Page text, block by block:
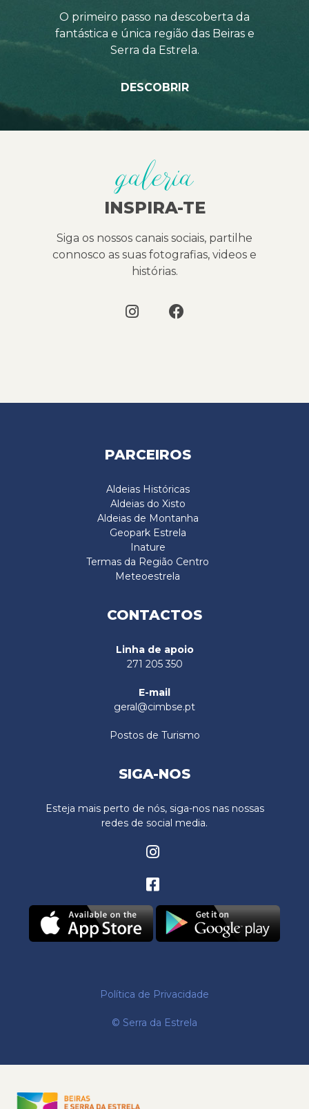
O primeiro passo na descoberta da
fantástica e única região das Beiras e
Serra da Estrela.
DESCOBRIR
galeria
INSPIRA-TE
Siga os nossos canais sociais, partilhe
connosco as suas fotografias, videos e
histórias.
PARCEIROS
Aldeias Históricas
Aldeias do Xisto
Aldeias de Montanha
Geopark Estrela
Inature
Termas da Região Centro
Meteoestrela
CONTACTOS
Linha de apoio
271 205 350
E-mail
geral@cimbse.pt
Postos de Turismo
SIGA-NOS
Esteja mais perto de nós, siga-nos nas nossas
redes de social media.
© Serra da Estrela
Política de Privacidade